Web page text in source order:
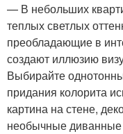
— В небольших
теплых светлых
преобладающие в
создают иллюзию
Выбирайте
придания колорита
картина на стене,
необычные